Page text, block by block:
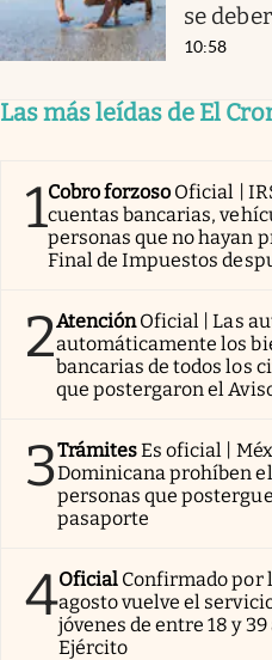
se
10:58
Las más leídas de El
1Cobro forzoso Oficial |
cuentas bancarias,
personas que no hayan
Final de Impuestos
2AtenciónOficial | Las
automáticamente los
bancarias de todos los
que postergaron el
3TrámitesEs oficial |
Dominicana prohíben
personas que
pasaporte
4Oficial Confirmado por
agosto vuelve el
jóvenes de entre 18 y
Ejército